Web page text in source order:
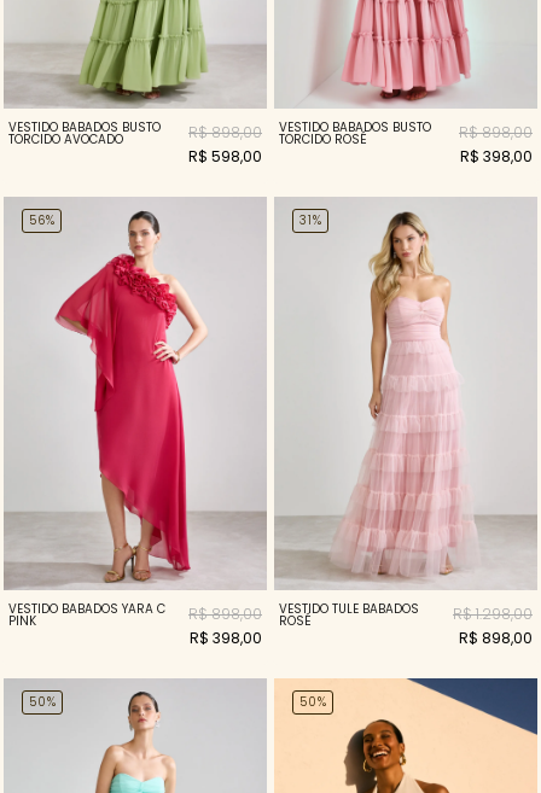
VESTIDO BABADOS BUSTO
TORCIDO AVOCADO
R$ 898,00
R$ 598,00
VESTIDO BABADOS BUSTO
TORCIDO ROSÉ
R$ 898,00
R$ 398,00
56%
VESTIDO BABADOS YARA C
PINK
R$ 898,00
R$ 398,00
31%
VESTIDO TULE BABADOS
ROSÉ
R$ 1.298,00
R$ 898,00
50% 50%